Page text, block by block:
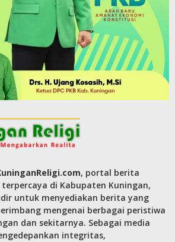
, portal berita
di Kabupaten Kuningan,
untuk menyediakan berita yang
mengenai berbagai peristiwa
dan sekitarnya. Sebagai media
integritas,